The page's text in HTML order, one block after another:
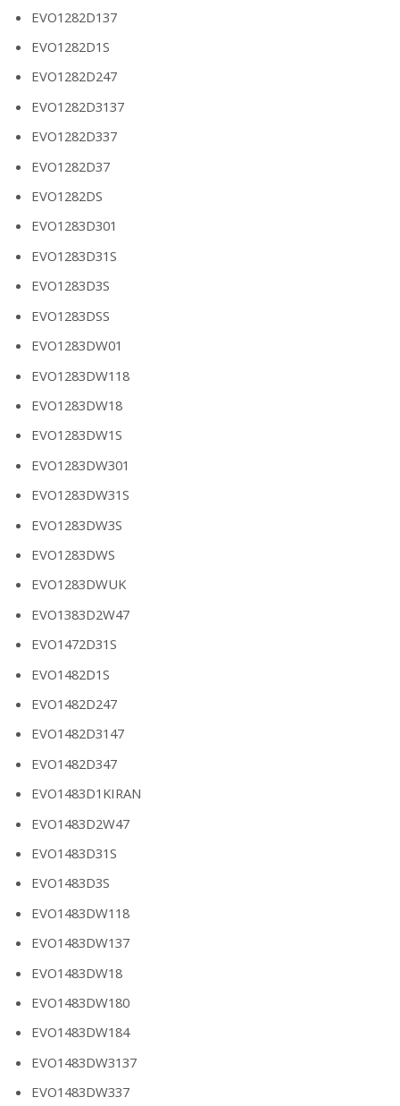
EVO1282D137
EVO1282D1S
EVO1282D247
EVO1282D3137
EVO1282D337
EVO1282D37
EVO1282DS
EVO1283D301
EVO1283D31S
EVO1283D3S
EVO1283DSS
EVO1283DW01
EVO1283DW118
EVO1283DW18
EVO1283DW1S
EVO1283DW301
EVO1283DW31S
EVO1283DW3S
EVO1283DWS
EVO1283DWUK
EVO1383D2W47
EVO1472D31S
EVO1482D1S
EVO1482D247
EVO1482D3147
EVO1482D347
EVO1483D1KIRAN
EVO1483D2W47
EVO1483D31S
EVO1483D3S
EVO1483DW118
EVO1483DW137
EVO1483DW18
EVO1483DW180
EVO1483DW184
EVO1483DW3137
EVO1483DW337